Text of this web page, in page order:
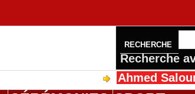
RECHERCHE
Recherche
Ahmed Saloum